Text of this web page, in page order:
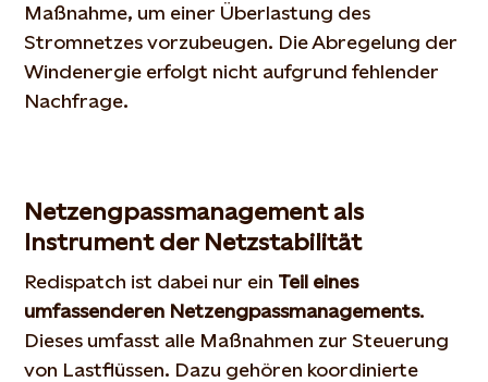
Maßnahme, um einer Überlastung des
Stromnetzes vorzubeugen. Die Abregelung der
Windenergie erfolgt nicht aufgrund fehlender
Nachfrage.
Netzengpassmanagement als
Instrument der Netzstabilität
Redispatch ist dabei nur ein Teil eines
umfassenderen Netzengpassmanagements.
Dieses umfasst alle Maßnahmen zur Steuerung
von Lastflüssen. Dazu gehören koordinierte